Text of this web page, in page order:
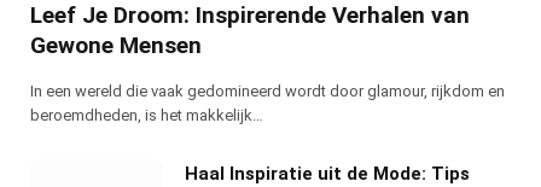
Leef Je Droom: Inspirerende Verhalen van
Gewone Mensen
In een wereld die vaak gedomineerd wordt door glamour, rijkdom en
beroemdheden, is het makkelijk…
Haal Inspiratie uit de Mode: Tips